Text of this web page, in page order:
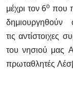
μέχρι τον 6ο που
τις αντίστοιχες
του νησιού μας
πρωταθλητές